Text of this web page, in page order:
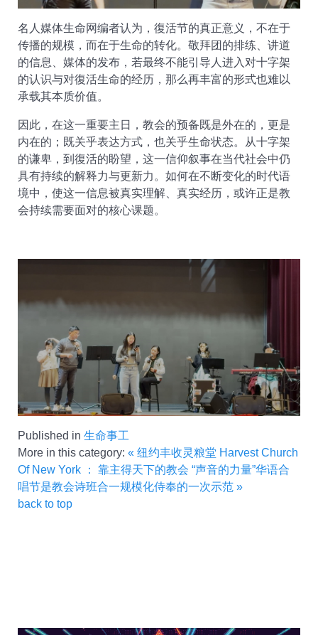
名人媒体生命网编者认为，復活节的真正意义，不在于
传播的规模，而在于生命的转化。敬拜团的排练、讲道
的信息、媒体的发布，若最终不能引导人进入对十字架
的认识与对復活生命的经历，那么再丰富的形式也难以
承载其本质价值。
因此，在这一重要主日，教会的预备既是外在的，更是
内在的；既关乎表达方式，也关乎生命状态。从十字架
的谦卑，到復活的盼望，这一信仰叙事在当代社会中仍
具有持续的解释力与更新力。如何在不断变化的时代语
境中，使这一信息被真实理解、真实经历，或许正是教
会持续需要面对的核心课题。
Published in 生命事工
More in this category: « 纽约丰收灵粮堂 Harvest Church
Of New York ： 靠主得天下的教会 “声音的力量”华语合
唱节是教会诗班合一规模化侍奉的一次示范 »
back to top